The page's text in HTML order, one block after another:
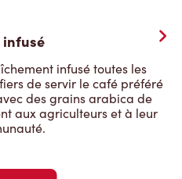
infusé
infusé toutes les
de servir le café préféré
des grains arabica de
aux agriculteurs et à leur